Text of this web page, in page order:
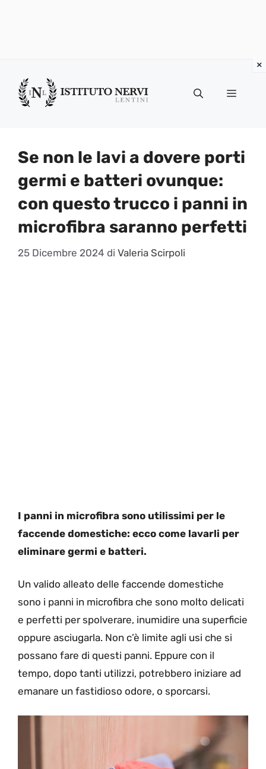
contenuto
Menu
Se non le lavi a dovere porti
germi e batteri ovunque:
con questo trucco i panni in
microfibra saranno perfetti
25 Dicembre 2024 di Valeria Scirpoli
I panni in microfibra sono utilissimi per le
faccende domestiche: ecco come lavarli per
eliminare germi e batteri.
Un valido alleato delle faccende domestiche
sono i panni in microfibra che sono molto delicati
e perfetti per spolverare, inumidire una superficie
oppure asciugarla. Non c’è limite agli usi che si
possano fare di questi panni. Eppure con il
tempo, dopo tanti utilizzi, potrebbero iniziare ad
emanare un fastidioso odore, o sporcarsi.